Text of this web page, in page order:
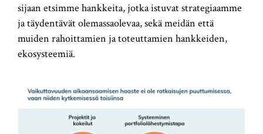
sijaan etsimme hankkeita, jotka istuvat strategiaamme
ja täydentävät olemassaolevaa, sekä meidän että
muiden rahoittamien ja toteuttamien hankkeiden,
ekosysteemiä.